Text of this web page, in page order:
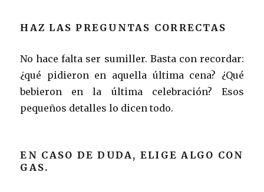
HAZ LAS PREGUNTAS CORRECTAS
No hace falta ser sumiller. Basta con recordar:
¿qué pidieron en aquella última cena? ¿Qué
bebieron en la última celebración? Esos
pequeños detalles lo dicen todo.
EN CASO DE DUDA, ELIGE ALGO CON
GAS.